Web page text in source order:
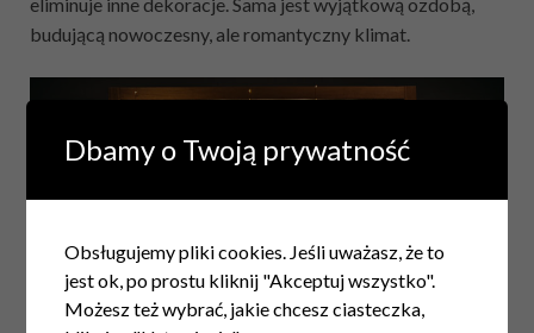
eliminuje inne dekoracje. Sama jest wyjątkową ozdobą,
budującą nowoczesny, ale romantyczny klimat.
Dbamy o Twoją prywatność
Obsługujemy pliki cookies. Jeśli uważasz, że to
jest ok, po prostu kliknij "Akceptuj wszystko".
Możesz też wybrać, jakie chcesz ciasteczka,